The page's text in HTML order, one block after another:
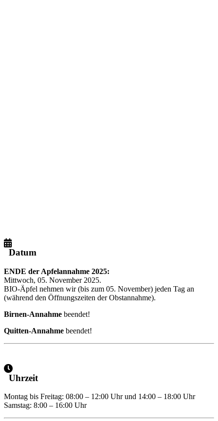
Datum
ENDE der Apfelannahme 2025:
Mittwoch, 05. November 2025.
BIO-Äpfel nehmen wir (bis zum 05. November) jeden Tag an
(während den Öffnungszeiten der Obstannahme).
Birnen-Annahme beendet!
Quitten-Annahme beendet!
Uhrzeit
Montag bis Freitag: 08:00 – 12:00 Uhr und 14:00 – 18:00 Uhr
Samstag: 8:00 – 16:00 Uhr